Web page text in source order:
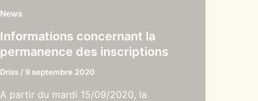
News
Informations concernant la
permanence des inscriptions
Driss / 9 septembre 2020
A partir du mardi 15/09/2020, la